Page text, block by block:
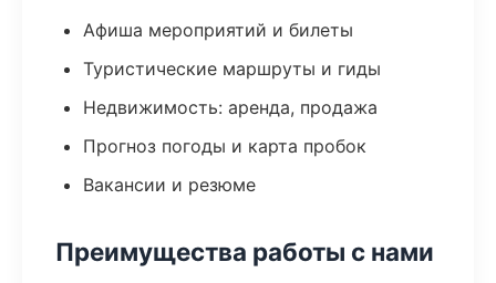
Афиша мероприятий и билеты
Туристические маршруты и гиды
Недвижимость: аренда, продажа
Прогноз погоды и карта пробок
Вакансии и резюме
Преимущества работы с нами